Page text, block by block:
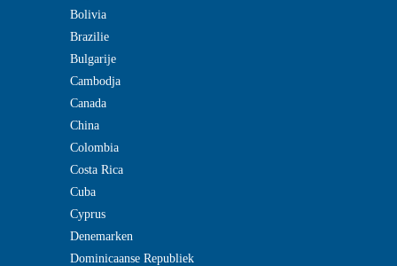
Bolivia
Brazilie
Bulgarije
Cambodja
Canada
China
Colombia
Costa Rica
Cuba
Cyprus
Denemarken
Dominicaanse Republiek